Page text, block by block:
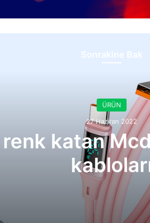
Sonrakine Bak
ÜRÜN
27 Haziran 2022
katan